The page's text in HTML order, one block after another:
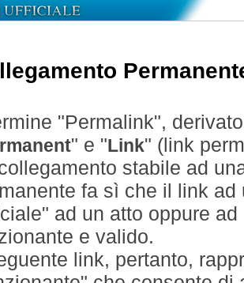
"Permalink",
" e " Link" (link
stabile ad
fa sì che il link
ad un atto oppure
e valido.
link, pertanto,